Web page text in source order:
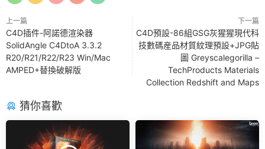
上一篇
C4D插件-阿諾德渲染器
SolidAngle C4DtoA 3.3.2
R20/R21/R22/R23 Win/Mac
AMPED+替換破解版
下一篇
C4D預設-86組GSG灰猩猩現代科
技數碼産品材質紋理預設+JPG貼
圖 Greyscalegorilla –
TechProducts Materials
Collection Redshift and Maps
猜你喜歡